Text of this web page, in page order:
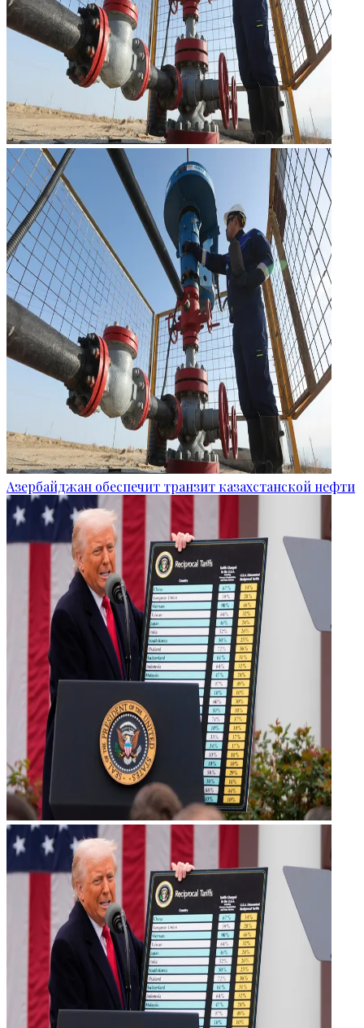
Азербайджан обеспечит транзит казахстанской нефти